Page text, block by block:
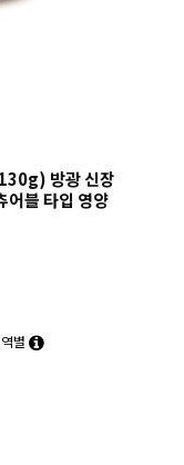
방광 신장
어블 타입 영양
별